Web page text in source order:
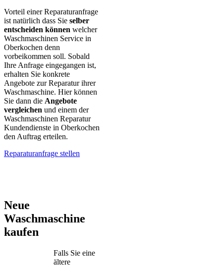
Vorteil einer Reparaturanfrage
ist natürlich dass Sie selber
entscheiden können welcher
Waschmaschinen Service in
Oberkochen denn
vorbeikommen soll. Sobald
Ihre Anfrage eingegangen ist,
erhalten Sie konkrete
Angebote zur Reparatur ihrer
Waschmaschine. Hier können
Sie dann die Angebote
vergleichen und einem der
Waschmaschinen Reparatur
Kundendienste in Oberkochen
den Auftrag erteilen.
Reparaturanfrage stellen
Neue
Waschmaschine
kaufen
Falls Sie eine
ältere